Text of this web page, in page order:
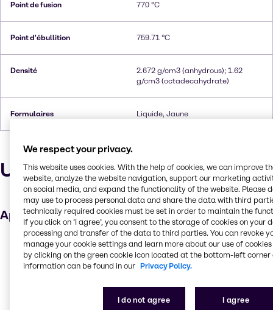
Point de fusion 770 °C
Point d'ébullition 759.71 °C
Densité
2.672 g/cm3 (anhydrous); 1.62
g/cm3 (octadecahydrate)
Formulaires Liquide, Jaune
Utilisations et applications
Applications clés
Traitement des eaux usées
Traitement du cuir
We respect your privacy.
This website uses cookies. With the help of cookies, we can improve
website, analyze the website navigation, support our marketing
on social media, and expand the functionality of the website. Please
may use to process personal data and share the data with third
technically required cookies must be set in order to maintain the
If you click on ’I agree’, you consent to the storage of cookies on your
processing and transfer of the data to third parties. You can revoke
manage your cookie settings and learn more about our use of cookies
by clicking on the green cookie icon located at the bottom-left corner
information can be found in our Privacy Policy.
I do not agree I agree